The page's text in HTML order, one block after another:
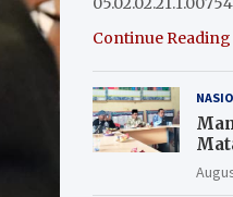
Continue Reading